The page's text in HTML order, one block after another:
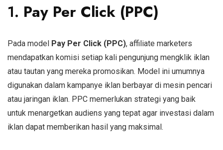
1. Pay Per Click (PPC)
Pada model Pay Per Click (PPC), affiliate marketers
mendapatkan komisi setiap kali pengunjung mengklik iklan
atau tautan yang mereka promosikan. Model ini umumnya
digunakan dalam kampanye iklan berbayar di mesin pencari
atau jaringan iklan. PPC memerlukan strategi yang baik
untuk menargetkan audiens yang tepat agar investasi dalam
iklan dapat memberikan hasil yang maksimal.